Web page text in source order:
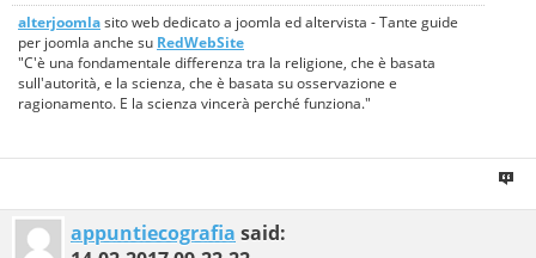
alterjoomlasito web dedicato a joomla ed altervista - Tante guide
per joomla anche su RedWebSite
"C'è una fondamentale differenza tra la religione, che è basata
sull'autorità, e la scienza, che è basata su osservazione e
ragionamento. E la scienza vincerà perché funziona."
appuntiecografia said: